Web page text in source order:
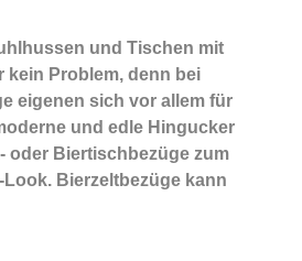
und Tischen mit
kein Problem, denn bei
eigenen sich vor allem für
und edle Hingucker
oder Biertischbezüge zum
Bierzeltbezüge kann